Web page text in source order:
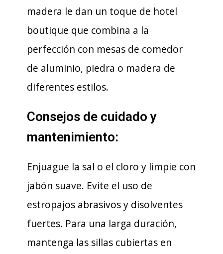
madera le dan un toque de hotel
boutique que combina a la
perfección con mesas de comedor
de aluminio, piedra o madera de
diferentes estilos.
Consejos de cuidado y
mantenimiento:
Enjuague la sal o el cloro y limpie con
jabón suave. Evite el uso de
estropajos abrasivos y disolventes
fuertes. Para una larga duración,
mantenga las sillas cubiertas en